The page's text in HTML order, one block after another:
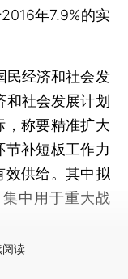
年7.9%的实
经济和社会发
和社会发展计划
，称要精准扩大
补短板工作力
效供给。其中拟
中用于重大战
阅读